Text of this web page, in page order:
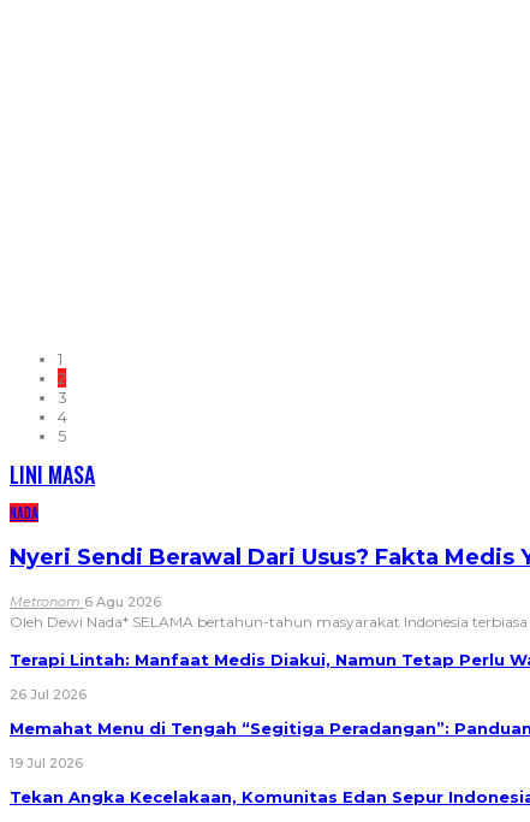
1
2
3
4
5
LINI MASA
NADA
Nyeri Sendi Berawal Dari Usus? Fakta Medis
Metronom 6 Agu 2026
Oleh Dewi Nada* SELAMA bertahun-tahun masyarakat Indonesia
Terapi Lintah: Manfaat Medis Diakui, Namun Tetap Perlu
26 Jul 2026
Memahat Menu di Tengah “Segitiga Peradangan”:
19 Jul 2026
Tekan Angka Kecelakaan, Komunitas Edan Sepur